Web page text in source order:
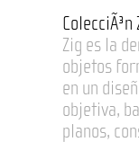
ColecciÃ³n
Zig es la
objetos
en un
objetiva,
planos,